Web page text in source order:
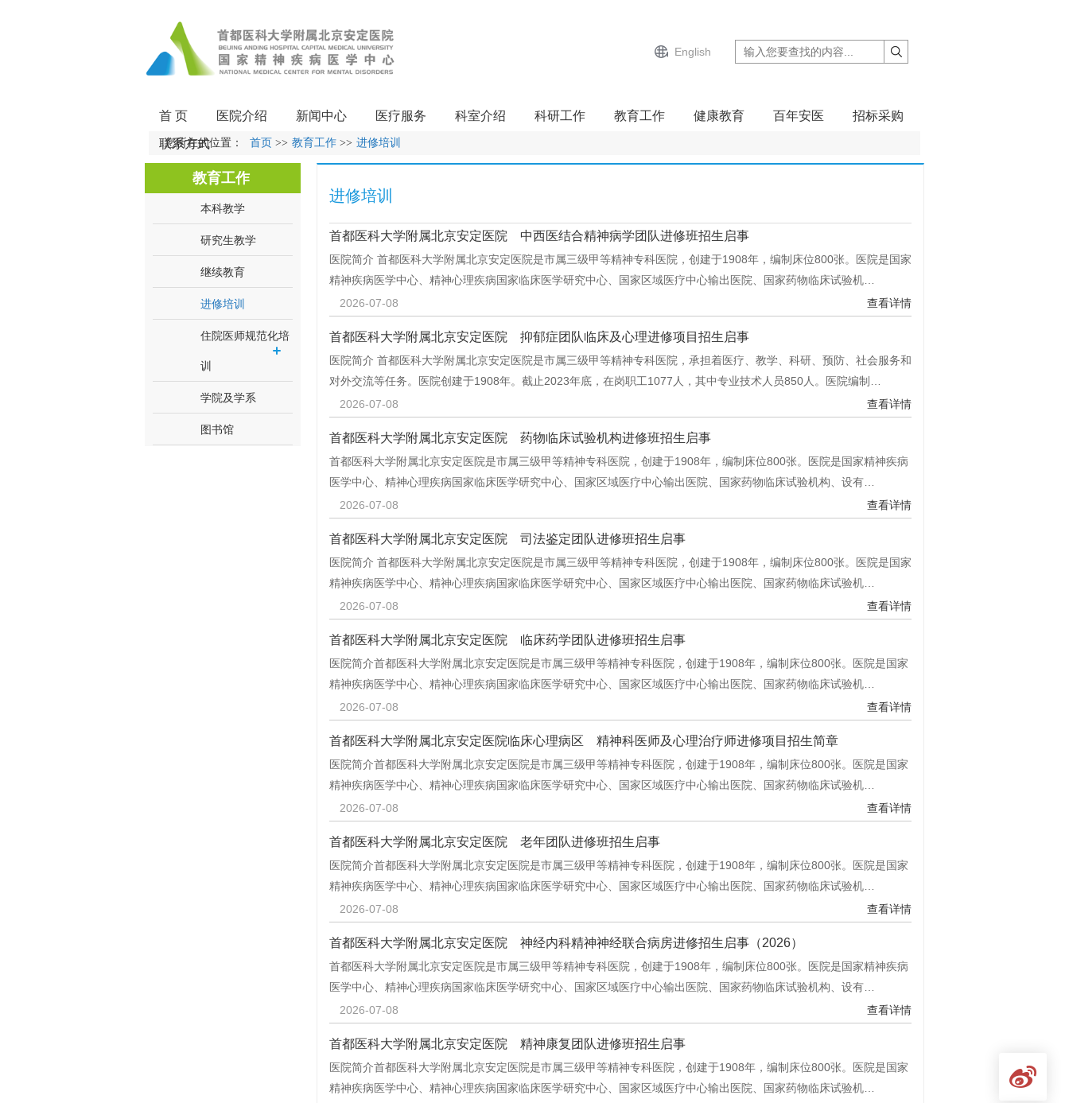
English
首 页 医院介绍 新闻中心 医疗服务 科室介绍 科研工作 教育工作 健康教育 百年安医 招标采购
联系方式
您所在的位置： 首页 >> 教育工作 >> 进修培训
教育工作
本科教学
研究生教学
继续教育
进修培训
住院医师规范化培
训
学院及学系
图书馆
进修培训
首都医科大学附属北京安定医院 中西医结合精神病学团队进修班招生启事
医院简介 首都医科大学附属北京安定医院是市属三级甲等精神专科医院，创建于1908年，编制床位800张。医院是国家
精神疾病医学中心、精神心理疾病国家临床医学研究中心、国家区域医疗中心输出医院、国家药物临床试验机…
2026-07-08
查看详情
首都医科大学附属北京安定医院 抑郁症团队临床及心理进修项目招生启事
医院简介 首都医科大学附属北京安定医院是市属三级甲等精神专科医院，承担着医疗、教学、科研、预防、社会服务和
对外交流等任务。医院创建于1908年。截止2023年底，在岗职工1077人，其中专业技术人员850人。医院编制…
2026-07-08
查看详情
首都医科大学附属北京安定医院 药物临床试验机构进修班招生启事
首都医科大学附属北京安定医院是市属三级甲等精神专科医院，创建于1908年，编制床位800张。医院是国家精神疾病
医学中心、精神心理疾病国家临床医学研究中心、国家区域医疗中心输出医院、国家药物临床试验机构、设有…
2026-07-08
查看详情
首都医科大学附属北京安定医院 司法鉴定团队进修班招生启事
医院简介 首都医科大学附属北京安定医院是市属三级甲等精神专科医院，创建于1908年，编制床位800张。医院是国家
精神疾病医学中心、精神心理疾病国家临床医学研究中心、国家区域医疗中心输出医院、国家药物临床试验机…
2026-07-08
查看详情
首都医科大学附属北京安定医院 临床药学团队进修班招生启事
医院简介首都医科大学附属北京安定医院是市属三级甲等精神专科医院，创建于1908年，编制床位800张。医院是国家
精神疾病医学中心、精神心理疾病国家临床医学研究中心、国家区域医疗中心输出医院、国家药物临床试验机…
2026-07-08
查看详情
首都医科大学附属北京安定医院临床心理病区 精神科医师及心理治疗师进修项目招生简章
医院简介首都医科大学附属北京安定医院是市属三级甲等精神专科医院，创建于1908年，编制床位800张。医院是国家
精神疾病医学中心、精神心理疾病国家临床医学研究中心、国家区域医疗中心输出医院、国家药物临床试验机…
2026-07-08
查看详情
首都医科大学附属北京安定医院 老年团队进修班招生启事
医院简介首都医科大学附属北京安定医院是市属三级甲等精神专科医院，创建于1908年，编制床位800张。医院是国家
精神疾病医学中心、精神心理疾病国家临床医学研究中心、国家区域医疗中心输出医院、国家药物临床试验机…
2026-07-08
查看详情
首都医科大学附属北京安定医院 神经内科精神神经联合病房进修招生启事（2026）
首都医科大学附属北京安定医院是市属三级甲等精神专科医院，创建于1908年，编制床位800张。医院是国家精神疾病
医学中心、精神心理疾病国家临床医学研究中心、国家区域医疗中心输出医院、国家药物临床试验机构、设有…
2026-07-08
查看详情
首都医科大学附属北京安定医院 精神康复团队进修班招生启事
医院简介首都医科大学附属北京安定医院是市属三级甲等精神专科医院，创建于1908年，编制床位800张。医院是国家
精神疾病医学中心、精神心理疾病国家临床医学研究中心、国家区域医疗中心输出医院、国家药物临床试验机…